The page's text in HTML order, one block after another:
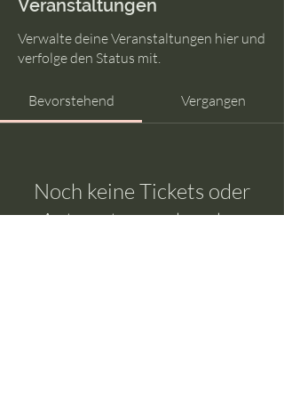
Veranstaltungen
Verwalte deine Veranstaltungen hier und
verfolge den Status mit.
Bevorstehend Vergangen
Noch keine Tickets oder
Antworten vorhanden